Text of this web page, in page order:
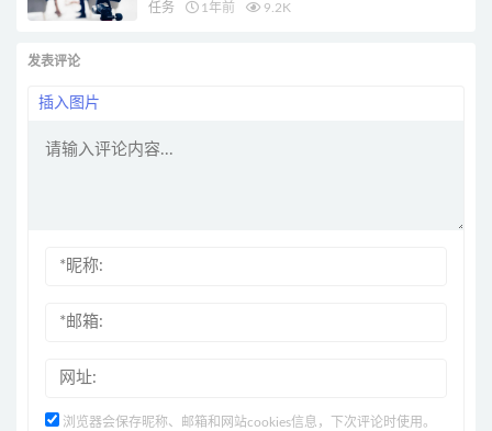
任务 1年前 9.2K
发表评论
插入图片
浏览器会保存昵称、邮箱和网站cookies信息，下次评论时使用。